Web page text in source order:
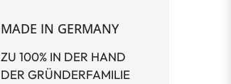
MADE IN GERMANY
ZU 100% IN DER HAND
DER GRÜNDERFAMILIE